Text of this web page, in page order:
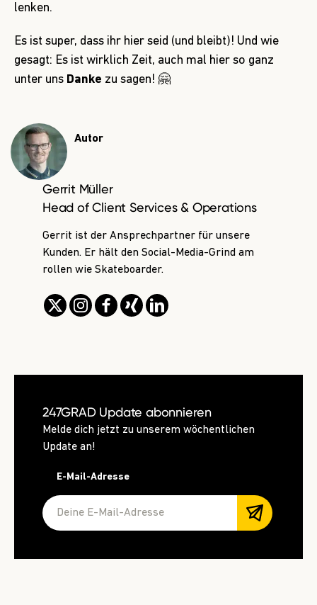
lenken.
Es ist super, dass ihr hier seid (und bleibt)! Und wie
gesagt: Es ist wirklich Zeit, auch mal hier so ganz
unter uns Danke zu sagen! 🤗
Autor
Gerrit Müller
Head of Client Services & Operations
Gerrit ist der Ansprechpartner für unsere
Kunden. Er hält den Social-Media-Grind am
rollen wie Skateboarder.
247GRAD Update abonnieren
Melde dich jetzt zu unserem wöchentlichen
Update an!
E-Mail-Adresse